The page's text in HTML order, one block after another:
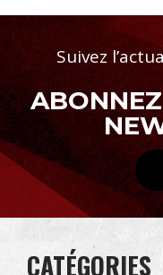
Suivez
CATÉGORIES